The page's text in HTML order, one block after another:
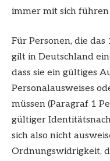
immer mit sich führen
Für Personen, die
gilt in Deutschland
dass sie ein gültiges
Personalausweises
müssen (Paragraf 1
gültiger
sich also nicht
Ordnungswidrigkeit,